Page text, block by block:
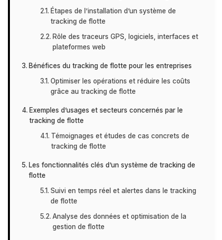
Étapes de l’installation d’un système de
tracking de flotte
Rôle des traceurs GPS, logiciels, interfaces et
plateformes web
Bénéfices du tracking de flotte pour les entreprises
Optimiser les opérations et réduire les coûts
grâce au tracking de flotte
Exemples d’usages et secteurs concernés par le
tracking de flotte
Témoignages et études de cas concrets de
tracking de flotte
Les fonctionnalités clés d’un système de tracking de
flotte
Suivi en temps réel et alertes dans le tracking
de flotte
Analyse des données et optimisation de la
gestion de flotte